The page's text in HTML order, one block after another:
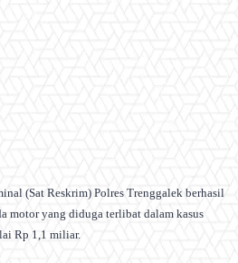
(Sat Reskrim) Polres Trenggalek berhasil
motor yang diduga terlibat dalam kasus
Rp 1,1 miliar.